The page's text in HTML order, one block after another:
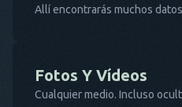
Allí encontrarás muchos
Fotos Y Vídeos
Cualquier medio. Incluso